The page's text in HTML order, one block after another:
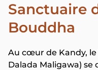
Sanctuaire
Bouddha
Au cœur de Kandy, le
Dalada Maligawa) se